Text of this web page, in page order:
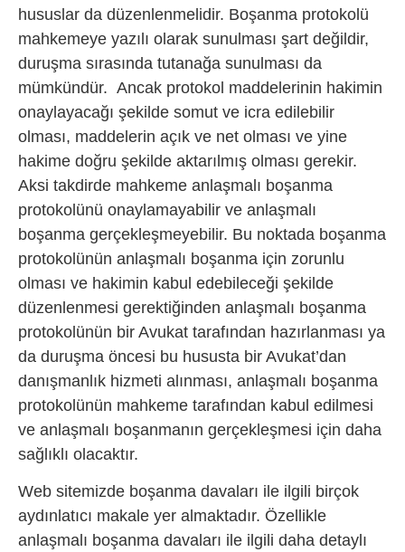
hususlar da düzenlenmelidir. Boşanma protokolü
mahkemeye yazılı olarak sunulması şart değildir,
duruşma sırasında tutanağa sunulması da
mümkündür. Ancak protokol maddelerinin hakimin
onaylayacağı şekilde somut ve icra edilebilir
olması, maddelerin açık ve net olması ve yine
hakime doğru şekilde aktarılmış olması gerekir.
Aksi takdirde mahkeme anlaşmalı boşanma
protokolünü onaylamayabilir ve anlaşmalı
boşanma gerçekleşmeyebilir. Bu noktada boşanma
protokolünün anlaşmalı boşanma için zorunlu
olması ve hakimin kabul edebileceği şekilde
düzenlenmesi gerektiğinden anlaşmalı boşanma
protokolünün bir Avukat tarafından hazırlanması ya
da duruşma öncesi bu hususta bir Avukat’dan
danışmanlık hizmeti alınması, anlaşmalı boşanma
protokolünün mahkeme tarafından kabul edilmesi
ve anlaşmalı boşanmanın gerçekleşmesi için daha
sağlıklı olacaktır.
Web sitemizde boşanma davaları ile ilgili birçok
aydınlatıcı makale yer almaktadır. Özellikle
anlaşmalı boşanma davaları ile ilgili daha detaylı